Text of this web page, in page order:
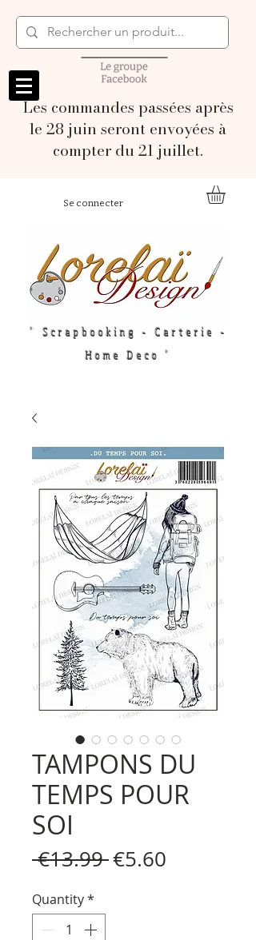
Les commandes passées après
le 28 juin seront envoyées à
compter du 21 juillet.
Se connecter
" Scrapbooking - Carterie -
Home Deco "
TAMPONS DU
TEMPS POUR
SOI
€13.99 Regular
€5.60
Quantity*